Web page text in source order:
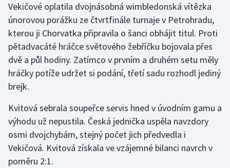
Házená
Jezdectví
Judo
Krasobruslení
Lezení
Lyže a snowboard
Moderní pětiboj
Vekičové oplatila dvojnásobná wimbledonská vítězka
únorovou porážku ze čtvrtfinále turnaje v Petrohradu,
kterou ji Chorvatka připravila o šanci obhájit titul. Proti
pětadvacáté hráčce světového žebříčku bojovala přes
dvě a půl hodiny. Zatímco v prvním a druhém setu měly
hráčky potíže udržet si podání, třetí sadu rozhodl jediný
brejk.
Kvitová sebrala soupeřce servis hned v úvodním gamu a
výhodu už nepustila. Česká jednička uspěla navzdory
osmi dvojchybám, stejný počet jich předvedla i
Vekičová. Kvitová získala ve vzájemné bilanci navrch v
poměru 2:1.